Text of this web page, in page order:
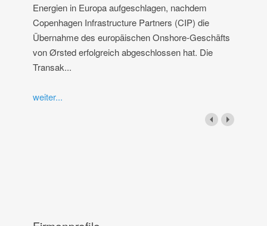
Energien in Europa aufgeschlagen, nachdem
Copenhagen Infrastructure Partners (CIP) die
Übernahme des europäischen Onshore-Geschäfts
von Ørsted erfolgreich abgeschlossen hat. Die
Transak...
weiter...